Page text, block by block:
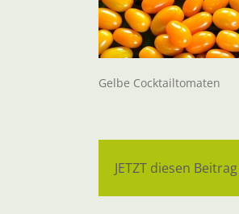
Gelbe Cocktailtomaten
JETZT diesen